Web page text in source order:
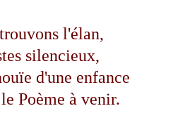
l'élan,
silencieux,
d'une enfance
Poème à venir.